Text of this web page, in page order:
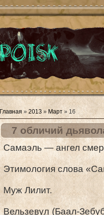
Главная » 2013 » Март » 16
7 обличий
Самаэль — ангел
Этимология слова
Муж Лилит.
Вельзевул (Баал-